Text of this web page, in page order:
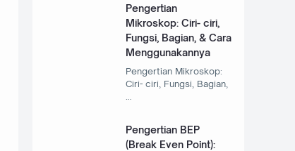
Pengertian
Mikroskop: Ciri- ciri,
Fungsi, Bagian, & Cara
Menggunakannya
Pengertian Mikroskop:
Ciri- ciri, Fungsi, Bagian,
Pengertian BEP
(Break Even Point):